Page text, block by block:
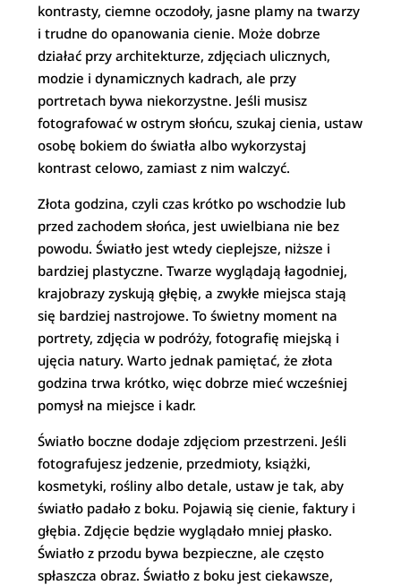
kontrasty, ciemne oczodoły, jasne plamy na twarzy
i trudne do opanowania cienie. Może dobrze
działać przy architekturze, zdjęciach ulicznych,
modzie i dynamicznych kadrach, ale przy
portretach bywa niekorzystne. Jeśli musisz
fotografować w ostrym słońcu, szukaj cienia, ustaw
osobę bokiem do światła albo wykorzystaj
kontrast celowo, zamiast z nim walczyć.
Złota godzina, czyli czas krótko po wschodzie lub
przed zachodem słońca, jest uwielbiana nie bez
powodu. Światło jest wtedy cieplejsze, niższe i
bardziej plastyczne. Twarze wyglądają łagodniej,
krajobrazy zyskują głębię, a zwykłe miejsca stają
się bardziej nastrojowe. To świetny moment na
portrety, zdjęcia w podróży, fotografię miejską i
ujęcia natury. Warto jednak pamiętać, że złota
godzina trwa krótko, więc dobrze mieć wcześniej
pomysł na miejsce i kadr.
Światło boczne dodaje zdjęciom przestrzeni. Jeśli
fotografujesz jedzenie, przedmioty, książki,
kosmetyki, rośliny albo detale, ustaw je tak, aby
światło padało z boku. Pojawią się cienie, faktury i
głębia. Zdjęcie będzie wyglądało mniej płasko.
Światło z przodu bywa bezpieczne, ale często
spłaszcza obraz. Światło z boku jest ciekawsze,